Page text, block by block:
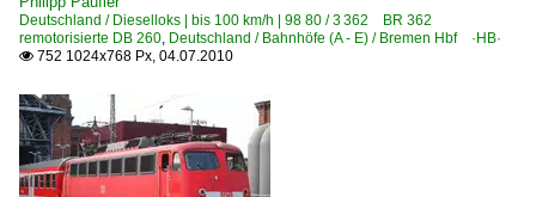
1 293 BR 293 DR V 100
1 320 BR 232 DB V 320 Prototyp V 320 001
DR V 240 · Prototyp LKM V 240 001
Dieselloks | bis 100 km/h | 98 80
3 290 BR 290 DB V 90
Deutschland / Dieselloks | bis 100 km/h | 98 80 / 3 362 BR 362
remotorisierte DB 260, Deutschland / Bahnhöfe (A - E) / Bremen Hbf ·HB·
 752 1024x768 Px, 04.07.2010